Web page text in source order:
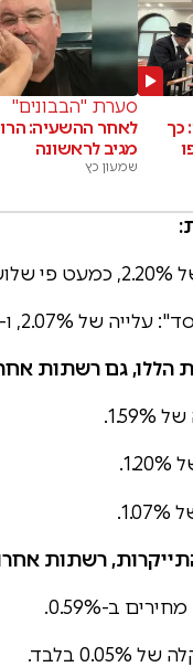
כך
סערת "הבבונים"
לאחר ההשעיה:
מגיב לראשונה
שמעון כץ
שיעור יותר מכפול מעליית המע"מ.
גם רשתות
רשתות
ב-0.59%.
בלבד.